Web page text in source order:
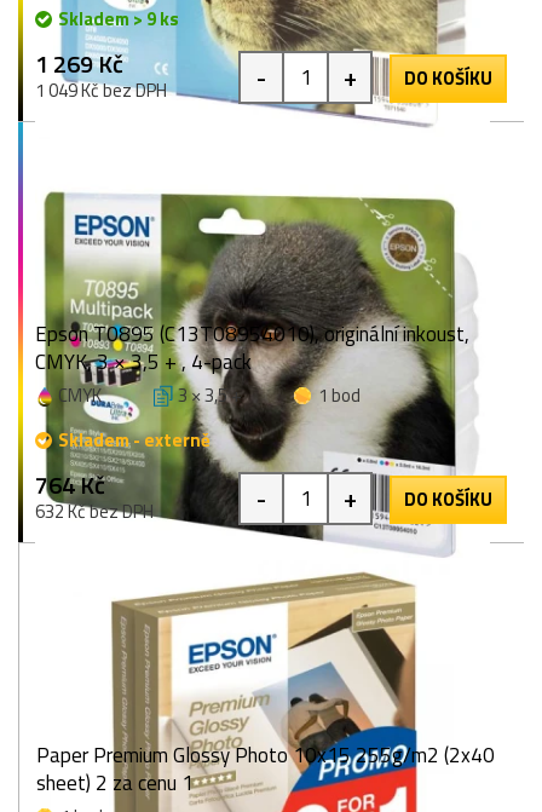
Skladem > 9 ks
1 269 Kč
1 049 Kč bez DPH - + DO KOŠÍKU
Epson T0895 (C13T08954010), originální inkoust,
CMYK, 3 × 3,5 + , 4-pack
CMYK 3 × 3,5 +
1 bod
Skladem - externě
764 Kč
632 Kč bez DPH - + DO KOŠÍKU
Paper Premium Glossy Photo 10x15 255g/m2 (2x40
sheet) 2 za cenu 1